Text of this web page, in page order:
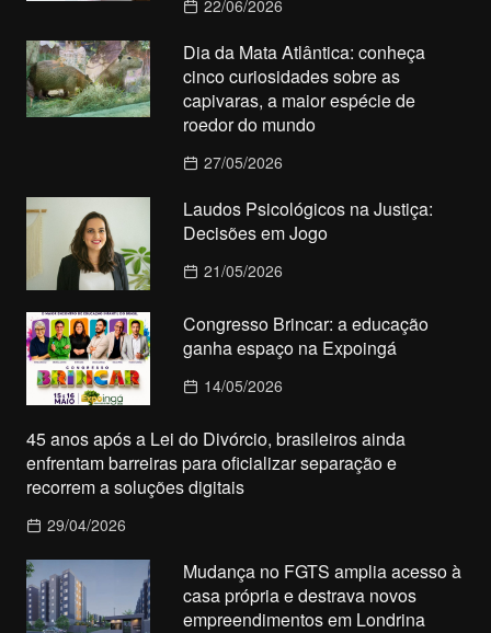
22/06/2026
Dia da Mata Atlântica: conheça
cinco curiosidades sobre as
capivaras, a maior espécie de
roedor do mundo
27/05/2026
Laudos Psicológicos na Justiça:
Decisões em Jogo
21/05/2026
Congresso Brincar: a educação
ganha espaço na Expoingá
14/05/2026
45 anos após a Lei do Divórcio, brasileiros ainda
enfrentam barreiras para oficializar separação e
recorrem a soluções digitais
29/04/2026
Mudança no FGTS amplia acesso à
casa própria e destrava novos
empreendimentos em Londrina